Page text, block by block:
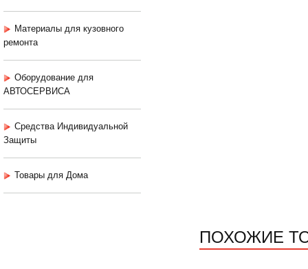
Материалы для кузовного
ремонта
Оборудование для
АВТОСЕРВИСА
Средства Индивидуальной
Защиты
Товары для Дома
ПОХОЖИЕ